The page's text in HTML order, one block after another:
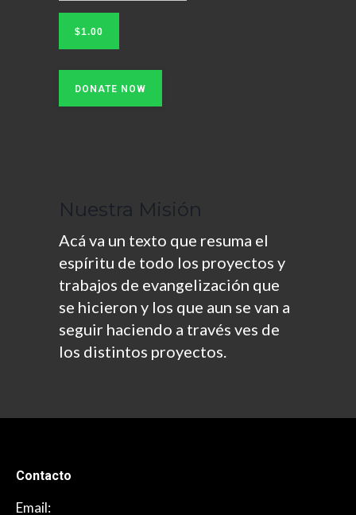
$1.00
DONATE NOW
Nuestra Misión
Acá va un texto que resuma el
espíritu de todo los proyectos y
trabajos de evangelización que
se hicieron y los que aun se van a
seguir haciendo a través ves de
los distintos proyectos.
Contacto
Email: